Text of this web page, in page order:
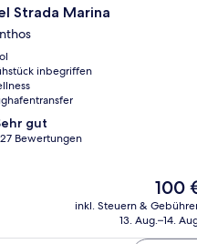
Strada Marina
inbegriffen
gut
Bewertungen
Der
Preis
beträgt
100
inkl. Steuern &
13. Aug.–14.